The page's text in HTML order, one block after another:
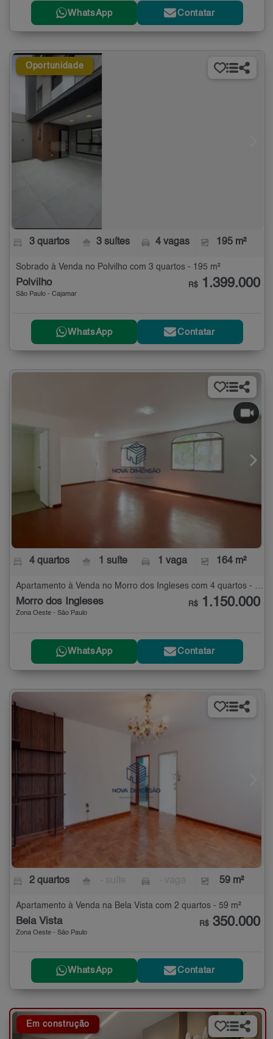
WhatsApp Contatar
Oportunidade
3 quartos 3 suítes 4 vagas 195 m²
Sobrado à Venda no Polvilho com 3 quartos - 195 m²
Polvilho
São Paulo - Cajamar
R$ 1.399.000
WhatsApp Contatar
4 quartos 1 suíte 1 vaga 164 m²
Apartamento à Venda no Morro dos Ingleses com 4 quartos - 164 m²
Morro dos Ingleses
Zona Oeste - São Paulo
R$ 1.150.000
WhatsApp Contatar
2 quartos 59 m²
Apartamento à Venda na Bela Vista com 2 quartos - 59 m²
Bela Vista
Zona Oeste - São Paulo
R$ 350.000
WhatsApp Contatar
Em construção